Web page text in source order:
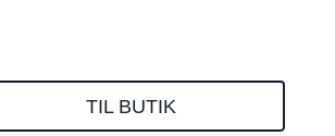
TIL BUTIK